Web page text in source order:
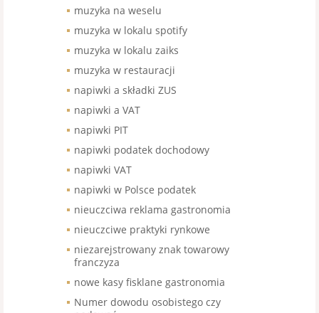
muzyka na weselu
muzyka w lokalu spotify
muzyka w lokalu zaiks
muzyka w restauracji
napiwki a składki ZUS
napiwki a VAT
napiwki PIT
napiwki podatek dochodowy
napiwki VAT
napiwki w Polsce podatek
nieuczciwa reklama gastronomia
nieuczciwe praktyki rynkowe
niezarejstrowany znak towarowy
franczyza
nowe kasy fisklane gastronomia
Numer dowodu osobistego czy